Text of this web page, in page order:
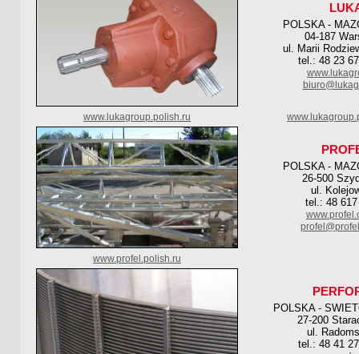
POLSKA -
04-187
ul. Marii
tel.: 48 23
www.lukagroup.polish.ru
POLSKA -
26-500
ul.
tel.: 48
www.profel.polish.ru
POLSKA -
27-200
ul.
tel.: 48 41